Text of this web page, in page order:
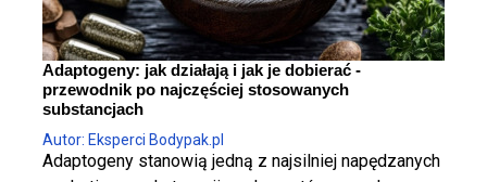
Adaptogeny: jak działają i jak je dobierać -
przewodnik po najczęściej stosowanych
substancjach
Autor: Eksperci Bodypak.pl
Adaptogeny stanowią jedną z najsilniej napędzanych